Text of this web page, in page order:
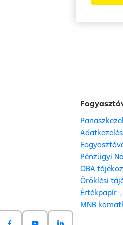
Adatkezelés
Pénzügyi
OBA
Öröklési
Értékpapír-
MNB